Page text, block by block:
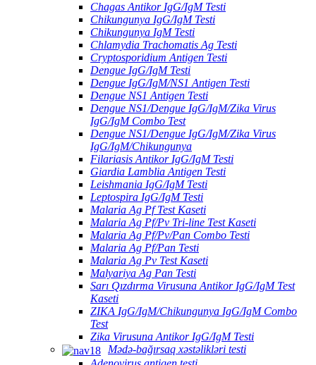
Chagas Antikor IgG/IgM Testi
Chikungunya IgG/IgM Testi
Chikungunya IgM Testi
Chlamydia Trachomatis Ag Testi
Cryptosporidium Antigen Testi
Dengue IgG/IgM Testi
Dengue IgG/IgM/NS1 Antigen Testi
Dengue NS1 Antigen Testi
Dengue NS1/Dengue IgG/IgM/Zika Virus
IgG/IgM Combo Test
Dengue NS1/Dengue IgG/IgM/Zika Virus
IgG/IgM/Chikungunya
Filariasis Antikor IgG/IgM Testi
Giardia Lamblia Antigen Testi
Leishmania IgG/IgM Testi
Leptospira IgG/IgM Testi
Malaria Ag Pf Test Kaseti
Malaria Ag Pf/Pv Tri-line Test Kaseti
Malaria Ag Pf/Pv/Pan Combo Testi
Malaria Ag Pf/Pan Testi
Malaria Ag Pv Test Kaseti
Malyariya Ag Pan Testi
Sarı Qızdırma Virusuna Antikor IgG/IgM Test
Kaseti
ZIKA IgG/IgM/Chikungunya IgG/IgM Combo
Test
Zika Virusuna Antikor IgG/IgM Testi
Mədə-bağırsaq xəstəlikləri testi